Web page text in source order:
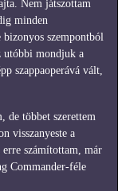
Nem játszottam
minden
szempontból
utóbbi mondjuk a
szappaoperává vált,
de többet szerettem
visszanyeste a
számítottam, már
Commander-féle